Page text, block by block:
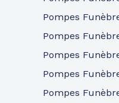
Pompes funèbres
Pompes
Ouvert 09h-12h
Pompes
Pompes
Pompes
Pompes
Pompes